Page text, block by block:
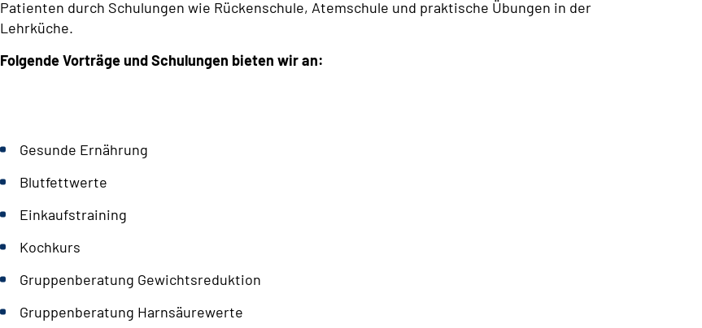
Patienten durch Schulungen wie Rückenschule, Atemschule und praktische Übungen in der
Lehrküche.
Folgende Vorträge und Schulungen bieten wir an:
Gesunde Ernährung
Blutfettwerte
Einkaufstraining
Kochkurs
Gruppenberatung Gewichtsreduktion
Gruppenberatung Harnsäurewerte